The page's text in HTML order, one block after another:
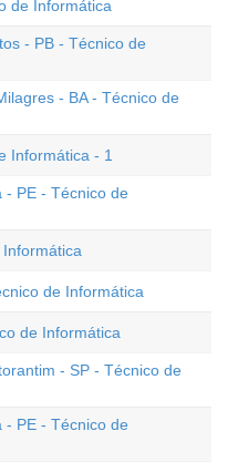
de Informática
- PB - Técnico de
- BA - Técnico de
Informática - 1
- PE - Técnico de
de Informática
de Informática
- SP - Técnico de
- PE - Técnico de